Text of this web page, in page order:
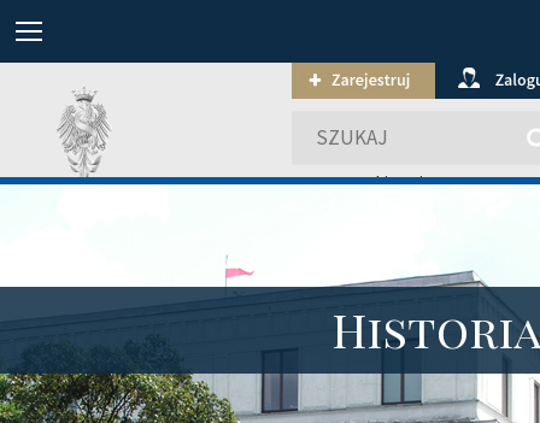
wyszukiwanie